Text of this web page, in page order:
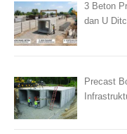
3 Beton
dan U
Precast